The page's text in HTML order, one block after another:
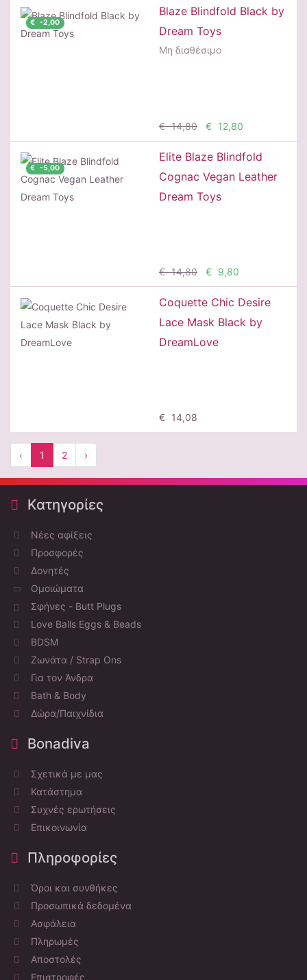
€ -2,00
Blaze Blindfold Black by
Dream Toys
Μη διαθέσιμο
€ 14,80 € 12,80
€ -5,00
Elite Blaze Blindfold
Cognac Vegan Leather
Dream Toys
€ 14,80 € 9,80
Coquette Chic Desire
Lace Mask Black by
DreamLove
€ 14,08
‹ 1 2 ›
Κατηγορίες
Νέες αφίξεις
Προσφορές
Δονητές
Ομοιώματα
Σφήνες - Butt Plugs
Love Balls Eggs & Beads
BDSM
Ζωνάτα / Strap Ons
Για τον Άνδρα
Bath & Body
Δώρα/Παιχνίδια
Bonadiva
Σχετικά με μας
Κατάστημα
Συχνές ερωτήσεις
Επικοινωνία
Πληροφορίες
Όροι και συνθήκες
Προσωπικά δεδομένα
Ασφάλεια
Πληρωμές
Αποστολές
Επιστροφές